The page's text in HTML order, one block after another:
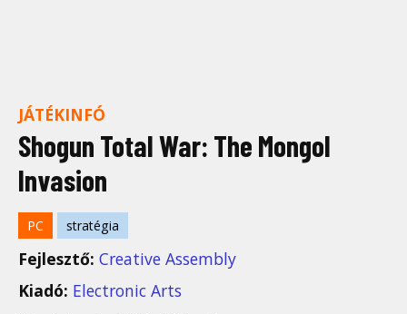
JÁTÉKINFÓ
Shogun Total War: The Mongol
Invasion
PC stratégia
Fejlesztő: Creative Assembly
Kiadó: Electronic Arts